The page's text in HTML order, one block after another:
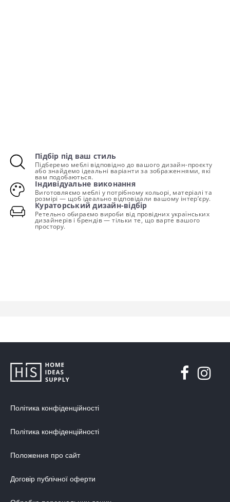
Підбір під ваш стиль
Підберемо меблі відповідно до вашого дизайн-проєкту
або знайдемо ідеальні варіанти за зображеннями, які
вам подобаються.
Індивідуальне виконання
Виготовляємо меблі у потрібному кольорі, матеріалі та
розмірі — щоб ідеально відповідали вашому інтер’єру.
Кураторський дизайн-відбір
Ретельно обираємо вироби від провідних українських
дизайнерів і брендів — тільки те, що варте вашого
простору.
Політика конфіденційності
Політика конфіденційності
Положення про сайт
Договір публічної оферти